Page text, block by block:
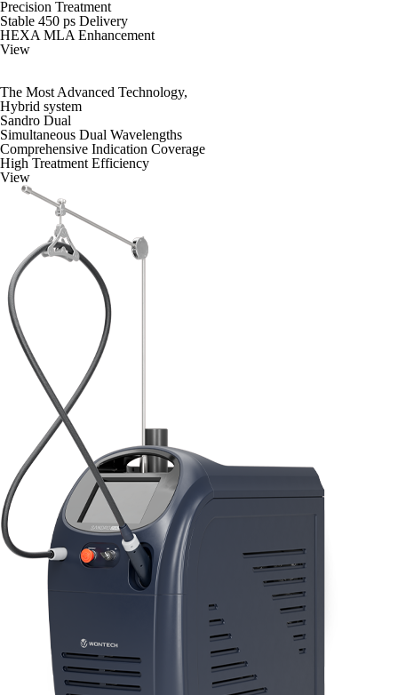
Precision Treatment
Stable 450 ps Delivery
HEXA MLA Enhancement
View
The Most Advanced Technology,
Hybrid system
Sandro Dual
Simultaneous Dual Wavelengths
Comprehensive Indication Coverage
High Treatment Efficiency
View